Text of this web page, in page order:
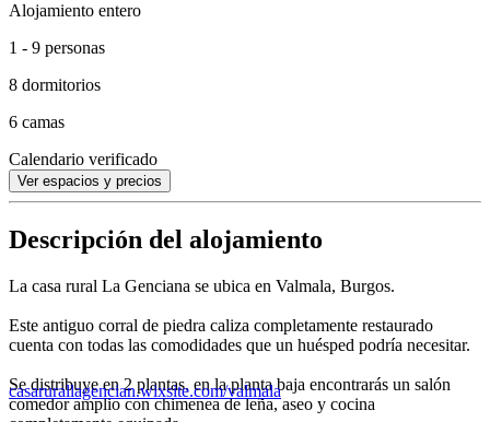
Alojamiento entero
1 - 9 personas
8 dormitorios
6 camas
Calendario verificado
Ver espacios y precios
Descripción del alojamiento
La casa rural La Genciana se ubica en Valmala, Burgos.
Este antiguo corral de piedra caliza completamente restaurado
cuenta con todas las comodidades que un huésped podría necesitar.
Se distribuye en 2 plantas, en la planta baja encontrarás un salón
comedor amplio con chimenea de leña, aseo y cocina
casarurallagencian.wixsite.com/valmala